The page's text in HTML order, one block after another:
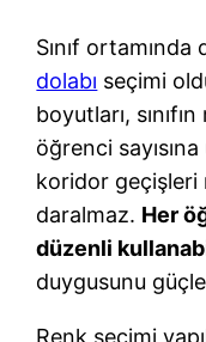
Sınıf
dolabı seçimi
boyutları,
öğrenci
koridor geçişleri
daralmaz. Her
düzenli
duygusunu